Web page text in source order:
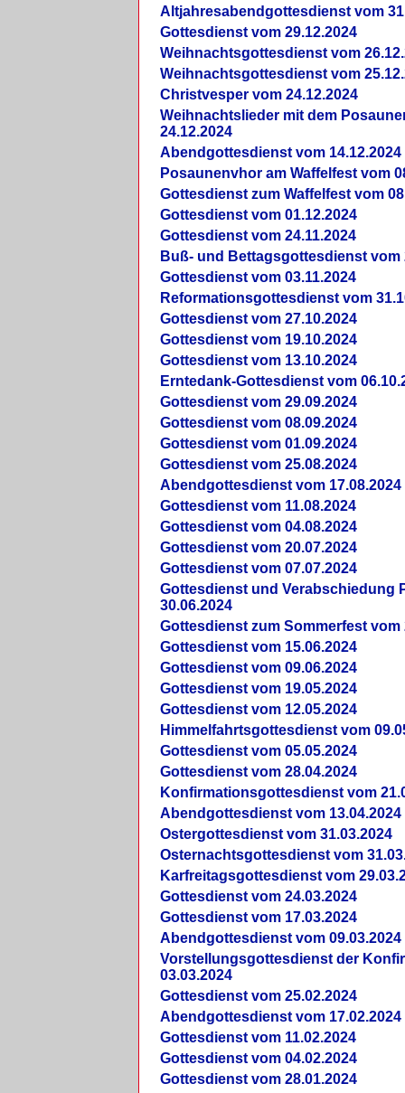
Altjahresabendgottesdienst vom
Gottesdienst vom 29.12.2024
Weihnachtsgottesdienst vom
Weihnachtsgottesdienst vom
Christvesper vom 24.12.2024
Weihnachtslieder mit dem
24.12.2024
Abendgottesdienst vom 14.12.2024
Posaunenvhor am Waffelfest vom
Gottesdienst zum Waffelfest vom
Gottesdienst vom 01.12.2024
Gottesdienst vom 24.11.2024
Buß- und Bettagsgottesdienst vom
Gottesdienst vom 03.11.2024
Reformationsgottesdienst vom
Gottesdienst vom 27.10.2024
Gottesdienst vom 19.10.2024
Gottesdienst vom 13.10.2024
Erntedank-Gottesdienst vom
Gottesdienst vom 29.09.2024
Gottesdienst vom 08.09.2024
Gottesdienst vom 01.09.2024
Gottesdienst vom 25.08.2024
Abendgottesdienst vom 17.08.2024
Gottesdienst vom 11.08.2024
Gottesdienst vom 04.08.2024
Gottesdienst vom 20.07.2024
Gottesdienst vom 07.07.2024
Gottesdienst und Verabschiedung
30.06.2024
Gottesdienst zum Sommerfest vom
Gottesdienst vom 15.06.2024
Gottesdienst vom 09.06.2024
Gottesdienst vom 19.05.2024
Gottesdienst vom 12.05.2024
Himmelfahrtsgottesdienst vom
Gottesdienst vom 05.05.2024
Gottesdienst vom 28.04.2024
Konfirmationsgottesdienst vom
Abendgottesdienst vom 13.04.2024
Ostergottesdienst vom 31.03.2024
Osternachtsgottesdienst vom
Karfreitagsgottesdienst vom
Gottesdienst vom 24.03.2024
Gottesdienst vom 17.03.2024
Abendgottesdienst vom 09.03.2024
Vorstellungsgottesdienst der
03.03.2024
Gottesdienst vom 25.02.2024
Abendgottesdienst vom 17.02.2024
Gottesdienst vom 11.02.2024
Gottesdienst vom 04.02.2024
Gottesdienst vom 28.01.2024